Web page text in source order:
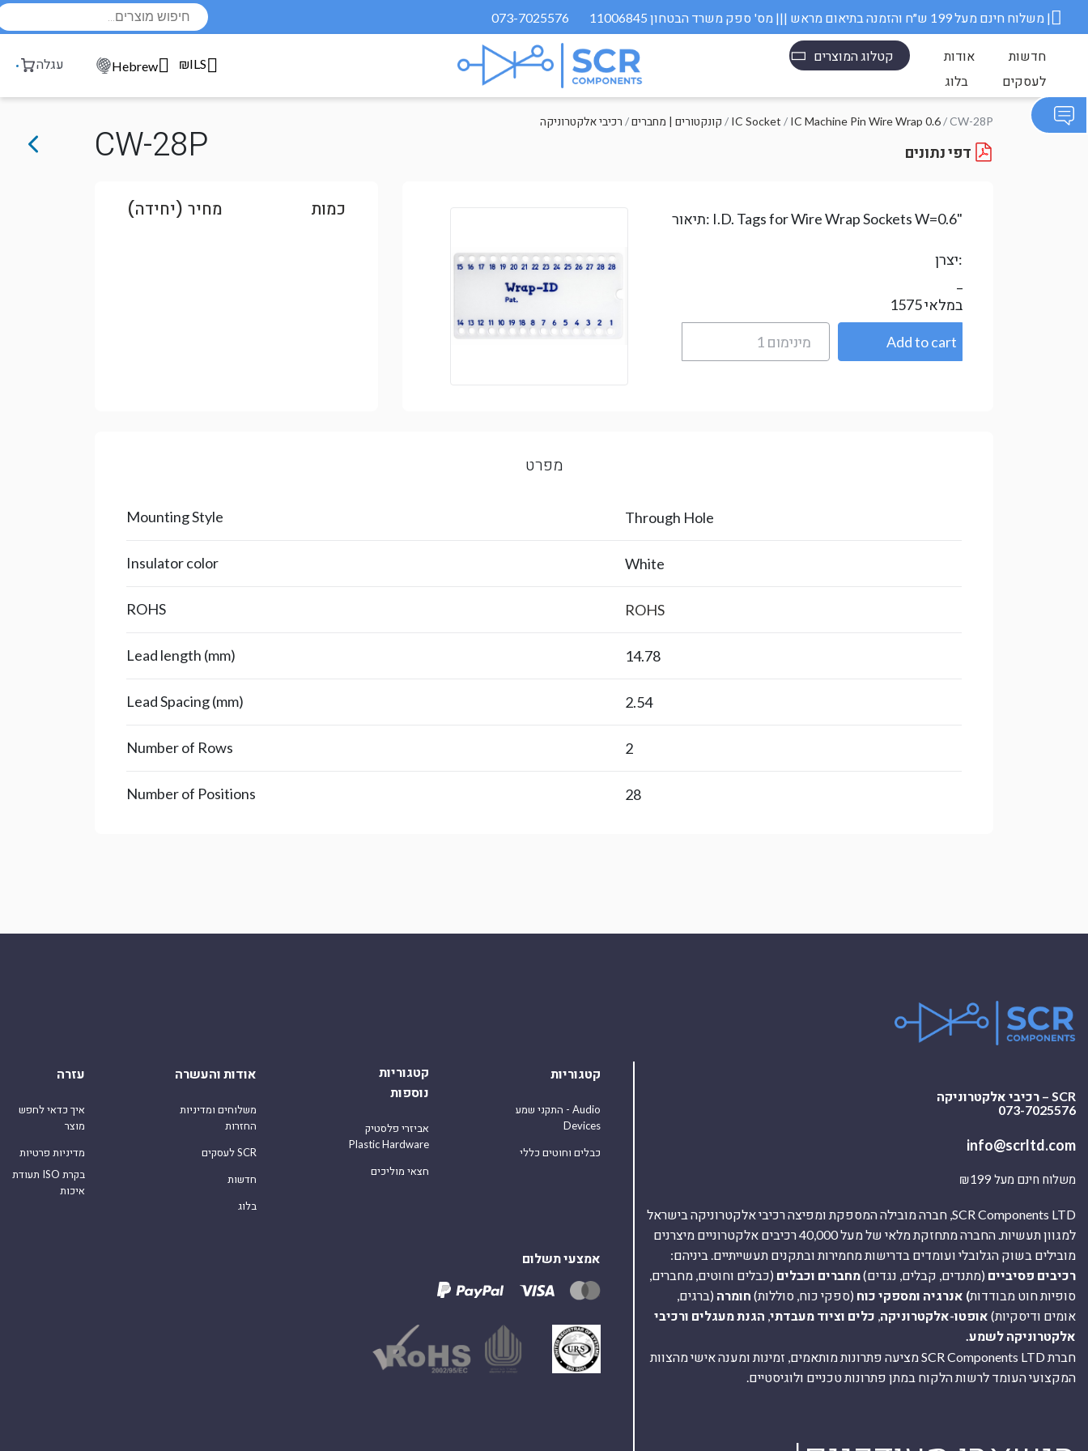
073-7025576 משלוח חינם מעל 199 ש״ח והזמנה בתיאום מראש ||| מס' ספק משרד הבטחון 11006845 |
קטלוג המוצרים אודות
חדשות
בלוג
לעסקים
עגלה Hebrew ₪ILS
רכיבי אלקטרוניקה /קונקטורים | מחברים / IC Socket / IC Machine Pin Wire Wrap 0.6/ CW-28P
CW-28P
תיאור: I.D. Tags for Wire Wrap Sockets W=0.6"
יצרן:
1575במלאי
כמות מחיר (יחידה)
מפרט
Mounting Style Through Hole
Insulator color White
ROHS ROHS
Lead length (mm) 14.78
Lead Spacing (mm) 2.54
Number of Rows 2
Number of Positions 28
SCR – רכיבי אלקטרוניקה
073-7025576
info@scrltd.com
משלוח חינם מעל ₪199
SCR Components LTD, חברה מובילה המספקת ומפיצה רכיבי אלקטרוניקה בישראל
למגוון תעשיות. החברה מתחזקת מלאי של מעל 40,000 רכיבים אלקטרוניים מיצרנים
מובילים בשוק הגלובלי ועומדים בדרישות מחמירות ובתקנים תעשייתיים. ביניהם:
רכיבים פסיביים (מתנדים, קבלים, נגדים)מחברים וכבלים (כבלים וחוטים, מחברים,
סופיות חוט מבודדות) אנרגיה ומספקי כוח (ספקי כוח, סוללות) חומרה (ברגים,
אומים ודיסקיות) אופטו-אלקטרוניקה כלים וציוד מעבדתי הגנת מעגלים ורכיבי
אלקטרוניקה לשמע.
חברת SCR Components LTD מציעה פתרונות מותאמים, זמינות ומענה אישי מהצוות
המקצועי העומד לרשות הלקוח במתן פתרונות טכניים ולוגיסטיים.
קטגוריות
התקני שמע - Audio
Devices
כבלים וחוטים כללי
קטגוריות
נוספות
אביזרי פלסטיק
Plastic Hardware
חצאי מוליכים
אודות והעשרה
משלוחים ומדיניות
החזרות
לעסקים SCR
חדשות
בלוג
עזרה
איך כדאי לחפש
מוצר
מדיניות פרטיות
תעודת ISO בקרת
איכות
אמצעי תשלום